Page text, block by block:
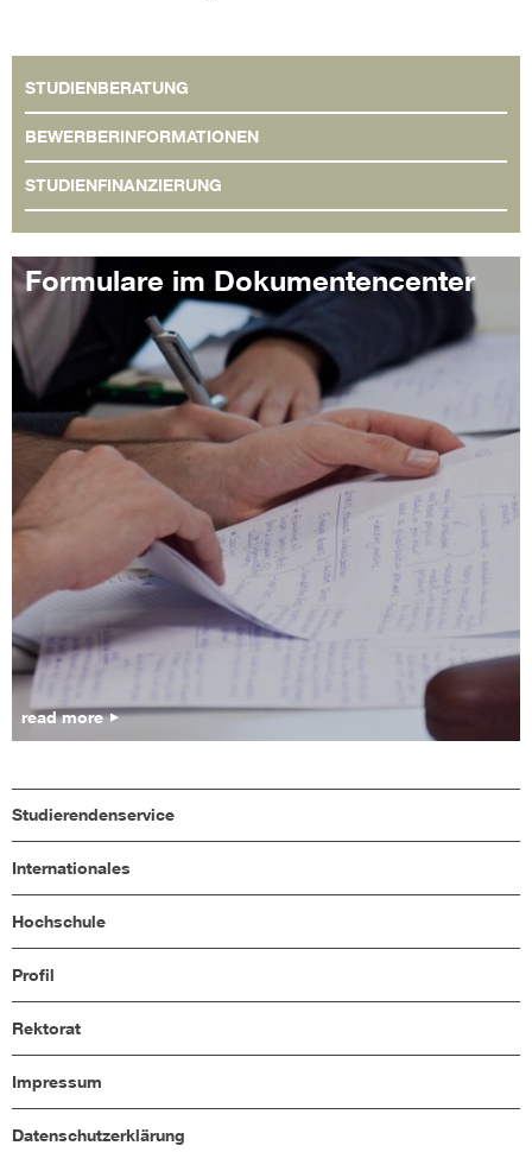
STUDIENBERATUNG
BEWERBERINFORMATIONEN
STUDIENFINANZIERUNG
Formulare im Dokumentencenter
read more
Studierendenservice
Internationales
Hochschule
Profil
Rektorat
Impressum
Datenschutzerklärung